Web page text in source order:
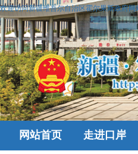
欢迎访问新疆维吾尔自治区霍尔果斯政府网
网站首页 走进口岸